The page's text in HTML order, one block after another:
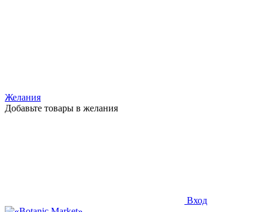
Желания
Добавьте товары в желания
Вход